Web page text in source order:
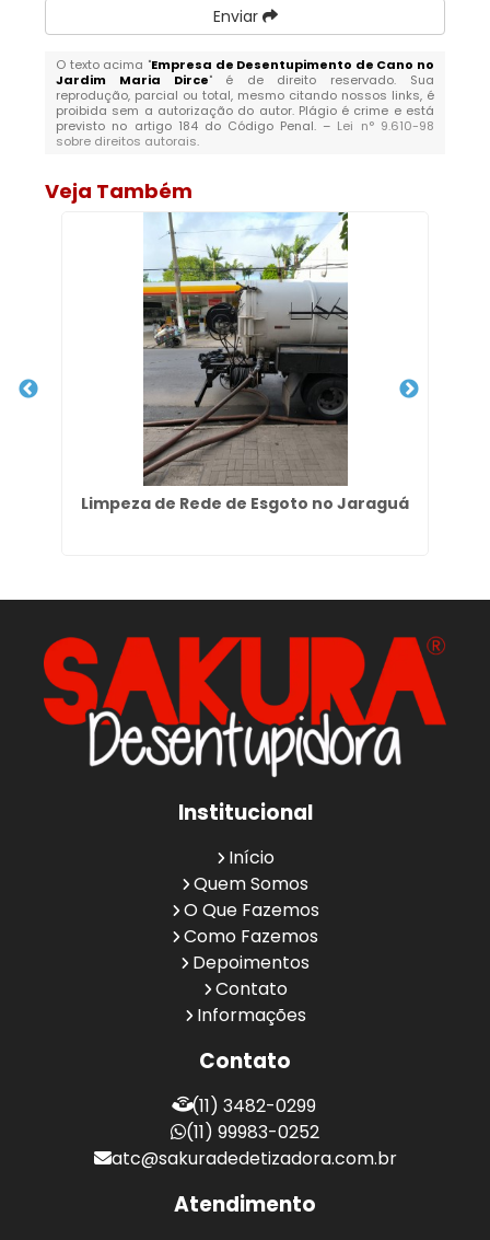
Enviar
O texto acima "Empresa de Desentupimento de Cano no
Jardim Maria Dirce" é de direito reservado. Sua
reprodução, parcial ou total, mesmo citando nossos links, é
proibida sem a autorização do autor. Plágio é crime e está
previsto no artigo 184 do Código Penal. – Lei n° 9.610-98
sobre direitos autorais.
Veja Também
Limpeza de Rede de Esgoto no Jaraguá
Institucional
Início
Quem Somos
O Que Fazemos
Como Fazemos
Depoimentos
Contato
Informações
Contato
(11) 3482-0299
(11) 99983-0252
atc@sakuradedetizadora.com.br
Atendimento